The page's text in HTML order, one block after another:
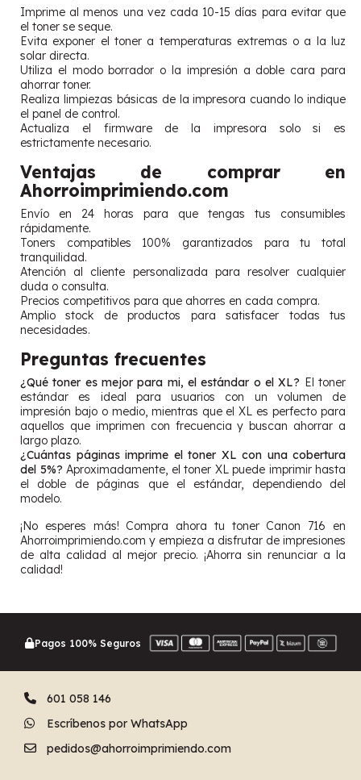
Imprime al menos una vez cada 10-15 días para evitar que
el toner se seque.
Evita exponer el toner a temperaturas extremas o a la luz
solar directa.
Utiliza el modo borrador o la impresión a doble cara para
ahorrar toner.
Realiza limpiezas básicas de la impresora cuando lo indique
el panel de control.
Actualiza el firmware de la impresora solo si es
estrictamente necesario.
Ventajas de comprar en
Ahorroimprimiendo.com
Envío en 24 horas para que tengas tus consumibles
rápidamente.
Toners compatibles 100% garantizados para tu total
tranquilidad.
Atención al cliente personalizada para resolver cualquier
duda o consulta.
Precios competitivos para que ahorres en cada compra.
Amplio stock de productos para satisfacer todas tus
necesidades.
Preguntas frecuentes
¿Qué toner es mejor para mi, el estándar o el XL? El toner
estándar es ideal para usuarios con un volumen de
impresión bajo o medio, mientras que el XL es perfecto para
aquellos que imprimen con frecuencia y buscan ahorrar a
largo plazo.
¿Cuántas páginas imprime el toner XL con una cobertura
del 5%? Aproximadamente, el toner XL puede imprimir hasta
el doble de páginas que el estándar, dependiendo del
modelo.
¡No esperes más! Compra ahora tu toner Canon 716 en
Ahorroimprimiendo.com y empieza a disfrutar de impresiones
de alta calidad al mejor precio. ¡Ahorra sin renunciar a la
calidad!
Pagos 100% Seguros
601 058 146
Escríbenos por WhatsApp
pedidos@ahorroimprimiendo.com